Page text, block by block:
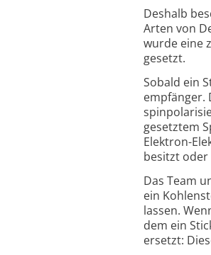
Deshalb
Arten von
wurde eine
ge­setzt.
Sobald ein
empfänger.
gesetztem
Elektron-
besitzt oder
Das Team
ein
lassen.
dem ein
ersetzt: